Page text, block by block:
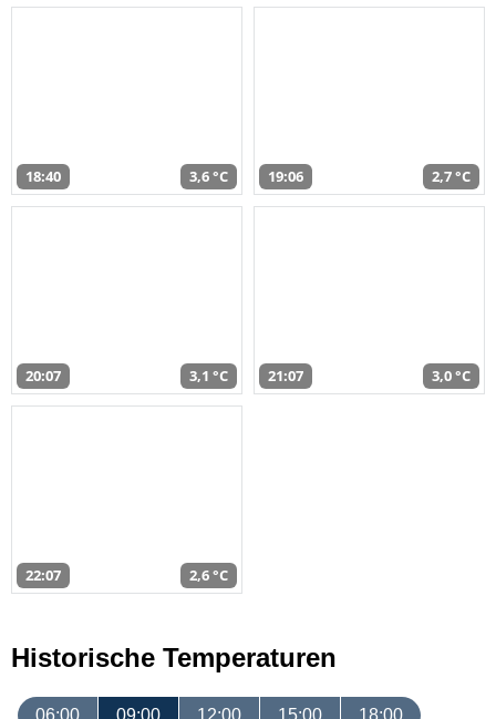
18:40 3,6 °C 19:06 2,7 °C
20:07 3,1 °C 21:07 3,0 °C
22:07 2,6 °C
Historische Temperaturen